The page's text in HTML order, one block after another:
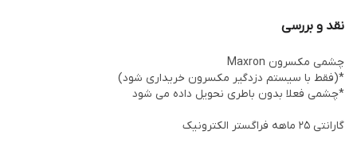
پایداری عملکرد و همچنین اطمینان بالایی در برابر هشدارهای
ناخواسته
وضعیت تست خودکار
نقد و بررسی
چشمی مکسرون Maxron
*(فقط با سیستم دزدگیر مکسرون خریداری شود)
*چشمی فعلا بدون باطری نحویل داده می شود
گارانتی 25 ماهه فراگستر الکترونیک